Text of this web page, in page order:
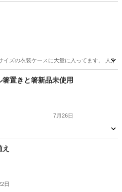
イズの衣装ケースに大量に入ってます。 人
ニカー
箸置きと箸新品未使用
7月26日
日